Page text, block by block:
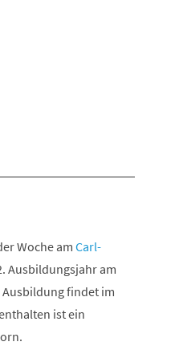
Woche am Carl-
Ausbildungsjahr am
findet im
ist ein